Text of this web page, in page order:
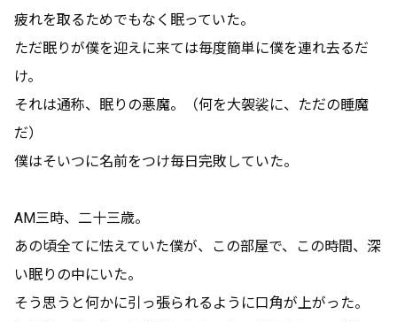
疲れを取るためでもなく眠っていた。
ただ眠りが僕を迎えに来ては毎度簡単に僕を連れ去るだ
け。
それは通称、眠りの悪魔。（何を大袈裟に、ただの睡魔
だ）
僕はそいつに名前をつけ毎日完敗していた。
AM三時、二十三歳。
あの頃全てに怯えていた僕が、この部屋で、この時間、深
い眠りの中にいた。
そう思うと何かに引っ張られるように口角が上がった。